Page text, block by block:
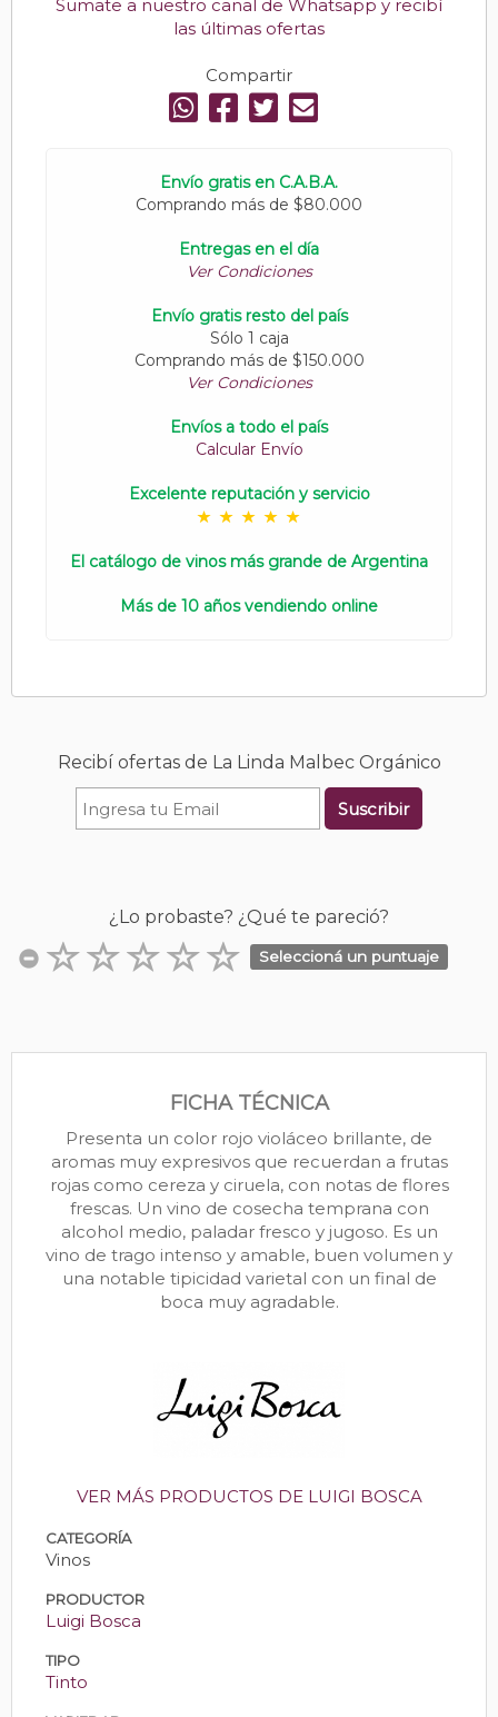
Sumate a nuestro canal de Whatsapp y recibí
las últimas ofertas
Compartir
Envío gratis en C.A.B.A.
Comprando más de $80.000
Entregas en el día
Ver Condiciones
Envío gratis resto del país
Sólo 1 caja
Comprando más de $150.000
Ver Condiciones
Envíos a todo el país
Calcular Envío
Excelente reputación y servicio
El catálogo de vinos más grande de Argentina
Más de 10 años vendiendo online
Recibí ofertas de La Linda Malbec Orgánico
Suscribir
¿Lo probaste? ¿Qué te pareció?
Seleccioná un puntuaje
FICHA TÉCNICA
Presenta un color rojo violáceo brillante, de
aromas muy expresivos que recuerdan a frutas
rojas como cereza y ciruela, con notas de flores
frescas. Un vino de cosecha temprana con
alcohol medio, paladar fresco y jugoso. Es un
vino de trago intenso y amable, buen volumen y
una notable tipicidad varietal con un final de
boca muy agradable.
VER MÁS PRODUCTOS DE LUIGI BOSCA
CATEGORÍA
Vinos
PRODUCTOR
Luigi Bosca
TIPO
Tinto